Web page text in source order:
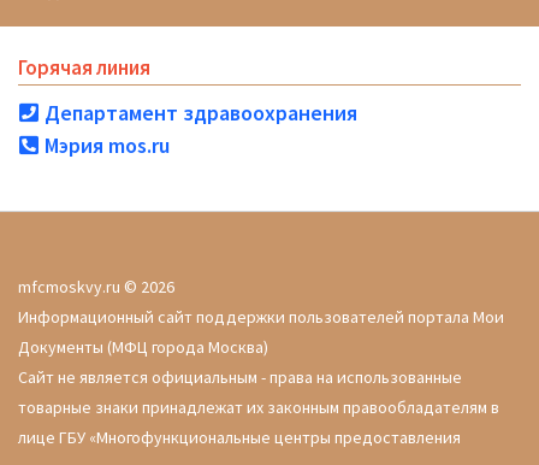
Горячая линия
Департамент здравоохранения
Мэрия mos.ru
mfcmoskvy.ru © 2026
Информационный сайт поддержки пользователей портала Мои
Документы (МФЦ города Москва)
Сайт не является официальным - права на использованные
товарные знаки принадлежат их законным правообладателям в
лице ГБУ «Многофункциональные центры предоставления